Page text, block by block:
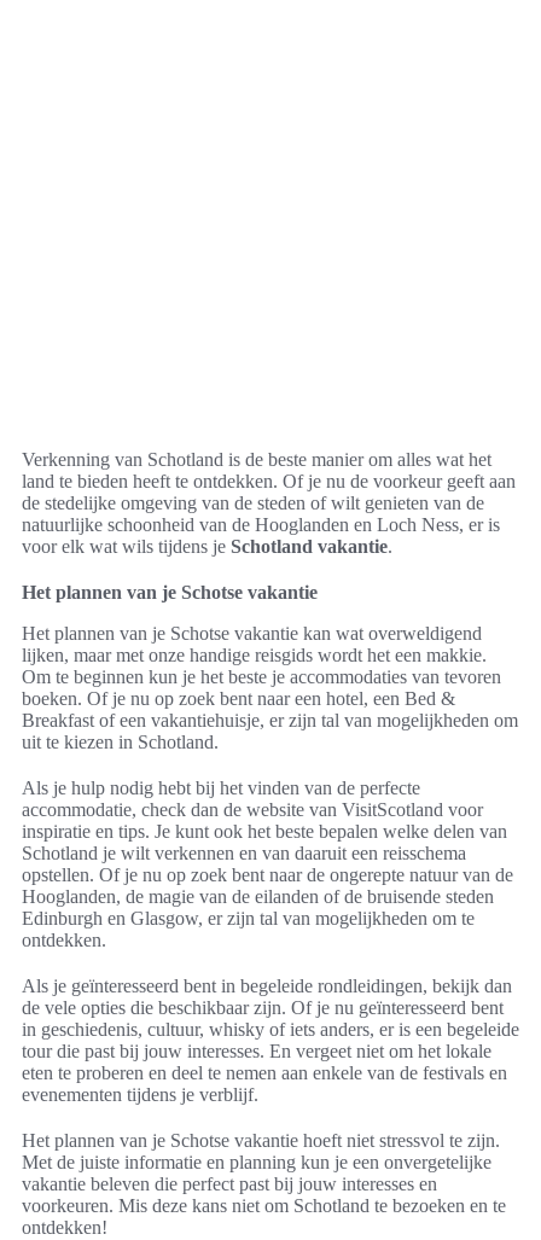
Verkenning van Schotland is de beste manier om alles wat het
land te bieden heeft te ontdekken. Of je nu de voorkeur geeft aan
de stedelijke omgeving van de steden of wilt genieten van de
natuurlijke schoonheid van de Hooglanden en Loch Ness, er is
voor elk wat wils tijdens je Schotland vakantie.
Het plannen van je Schotse vakantie
Het plannen van je Schotse vakantie kan wat overweldigend
lijken, maar met onze handige reisgids wordt het een makkie.
Om te beginnen kun je het beste je accommodaties van tevoren
boeken. Of je nu op zoek bent naar een hotel, een Bed &
Breakfast of een vakantiehuisje, er zijn tal van mogelijkheden om
uit te kiezen in Schotland.
Als je hulp nodig hebt bij het vinden van de perfecte
accommodatie, check dan de website van VisitScotland voor
inspiratie en tips. Je kunt ook het beste bepalen welke delen van
Schotland je wilt verkennen en van daaruit een reisschema
opstellen. Of je nu op zoek bent naar de ongerepte natuur van de
Hooglanden, de magie van de eilanden of de bruisende steden
Edinburgh en Glasgow, er zijn tal van mogelijkheden om te
ontdekken.
Als je geïnteresseerd bent in begeleide rondleidingen, bekijk dan
de vele opties die beschikbaar zijn. Of je nu geïnteresseerd bent
in geschiedenis, cultuur, whisky of iets anders, er is een begeleide
tour die past bij jouw interesses. En vergeet niet om het lokale
eten te proberen en deel te nemen aan enkele van de festivals en
evenementen tijdens je verblijf.
Het plannen van je Schotse vakantie hoeft niet stressvol te zijn.
Met de juiste informatie en planning kun je een onvergetelijke
vakantie beleven die perfect past bij jouw interesses en
voorkeuren. Mis deze kans niet om Schotland te bezoeken en te
ontdekken!